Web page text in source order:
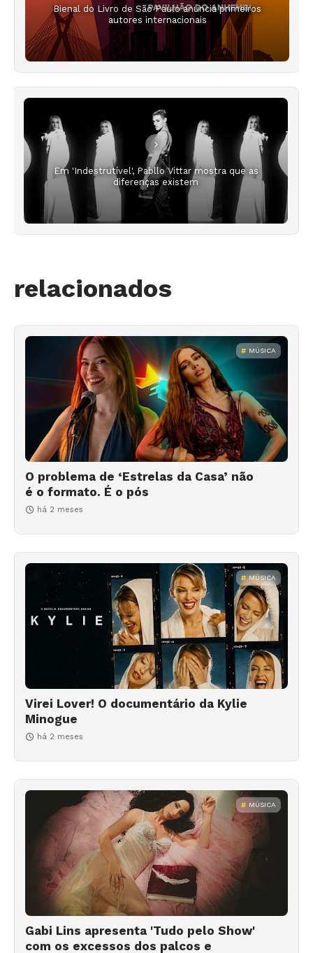
Bienal do Livro de São Paulo anuncia primeiros
autores internacionais
Em 'Indestrutível', Pabllo Vittar mostra que as
diferenças existem
relacionados
MÚSICA
O problema de ‘Estrelas da Casa’ não
é o formato. É o pós
há 2 meses
MÚSICA
Virei Lover! O documentário da Kylie
Minogue
há 2 meses
MÚSICA
Gabi Lins apresenta 'Tudo pelo Show'
com os excessos dos palcos e